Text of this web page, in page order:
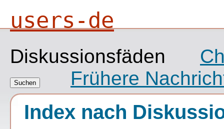
users-de
Diskussionsfäden
Frühere
Index nach